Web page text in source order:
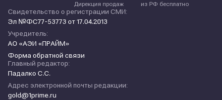
Дирекция продаж из РФ бесплатно
Свидетельство о регистрации СМИ:
Эл №ФС77-53773 от 17.04.2013
Учредитель:
АО «АЭИ «ПРАЙМ»
Форма обратной связи
Главный редактор:
Падалко С.С.
Адрес электронной почты редакции:
gold@1prime.ru